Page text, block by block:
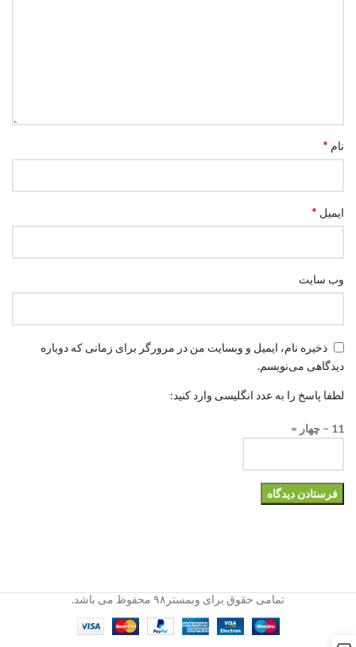
نام *
ایمیل *
وب‌ سایت
ذخیره نام، ایمیل و وبسایت من در مرورگر برای زمانی که دوباره
دیدگاهی می‌نویسم.
لطفا پاسخ را به عدد انگلیسی وارد کنید:
11 − چهار =
تمامی حقوق برای وبمستر۹۸ محفوظ می باشد.